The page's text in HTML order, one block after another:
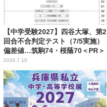
【中学受験2027】四谷大塚、第2
回合不合判定テスト（7/5実施）
偏差値…筑駒74・桜蔭70＜PR＞
2026.7.10